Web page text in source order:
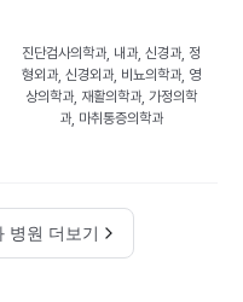
진단검사의학과, 내과, 신경과, 정
형외과, 신경외과, 비뇨의학과, 영
상의학과, 재활의학과, 가정의학
과, 마취통증의학과
병원 더보기